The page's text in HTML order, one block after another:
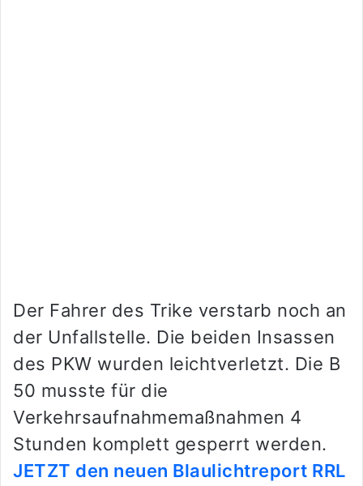
Der Fahrer des Trike verstarb noch an
der Unfallstelle. Die beiden Insassen
des PKW wurden leichtverletzt. Die B
50 musste für die
Verkehrsaufnahmemaßnahmen 4
Stunden komplett gesperrt werden.
JETZT den neuen Blaulichtreport RRL